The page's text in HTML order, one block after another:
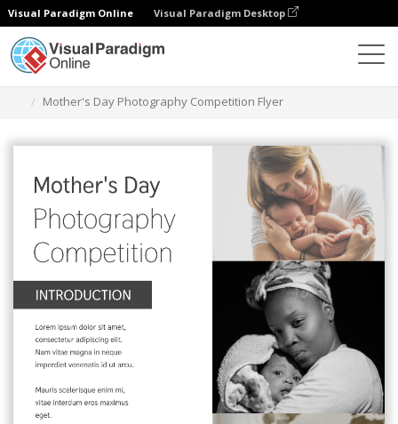
Visual Paradigm Online Visual Paradigm Desktop
Mother's Day Photography Competition Flyer